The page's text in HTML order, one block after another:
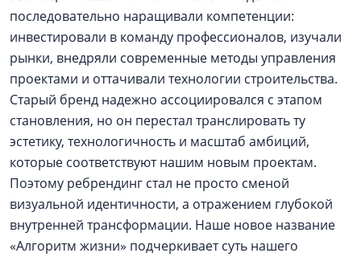
последовательно наращивали компетенции:
инвестировали в команду профессионалов, изучали
рынки, внедряли современные методы управления
проектами и оттачивали технологии строительства.
Старый бренд надежно ассоциировался с этапом
становления, но он перестал транслировать ту
эстетику, технологичность и масштаб амбиций,
которые соответствуют нашим новым проектам.
Поэтому ребрендинг стал не просто сменой
визуальной идентичности, а отражением глубокой
внутренней трансформации. Наше новое название
«Алгоритм жизни» подчеркивает суть нашего